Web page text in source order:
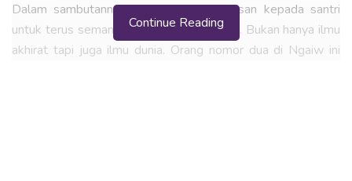
Dalam sambutannya, Ony Anwar berpesan kepada santri
untuk terus semangat dalam mencari ilmu. Bukan hanya ilmu
akhirat tapi juga ilmu dunia. Orang nomor dua di Ngaiw ini
Continue Reading